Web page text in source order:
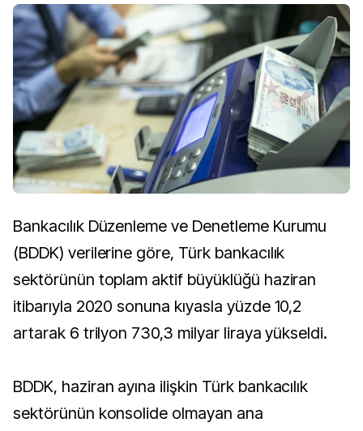
Bankacılık Düzenleme ve Denetleme Kurumu
(BDDK) verilerine göre, Türk bankacılık
sektörünün toplam aktif büyüklüğü haziran
itibarıyla 2020 sonuna kıyasla yüzde 10,2
artarak 6 trilyon 730,3 milyar liraya yükseldi.
BDDK, haziran ayına ilişkin Türk bankacılık
sektörünün konsolide olmayan ana